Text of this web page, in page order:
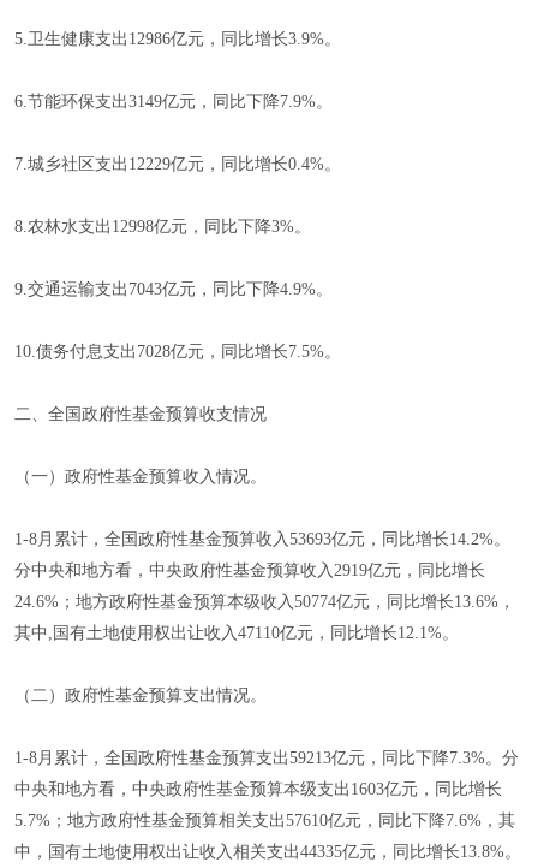
5.卫生健康支出12986亿元，同比增长3.9%。
6.节能环保支出3149亿元，同比下降7.9%。
7.城乡社区支出12229亿元，同比增长0.4%。
8.农林水支出12998亿元，同比下降3%。
9.交通运输支出7043亿元，同比下降4.9%。
10.债务付息支出7028亿元，同比增长7.5%。
二、全国政府性基金预算收支情况
（一）政府性基金预算收入情况。
1-8月累计，全国政府性基金预算收入53693亿元，同比增长14.2%。
分中央和地方看，中央政府性基金预算收入2919亿元，同比增长
24.6%；地方政府性基金预算本级收入50774亿元，同比增长13.6%，
其中,国有土地使用权出让收入47110亿元，同比增长12.1%。
（二）政府性基金预算支出情况。
1-8月累计，全国政府性基金预算支出59213亿元，同比下降7.3%。分
中央和地方看，中央政府性基金预算本级支出1603亿元，同比增长
5.7%；地方政府性基金预算相关支出57610亿元，同比下降7.6%，其
中，国有土地使用权出让收入相关支出44335亿元，同比增长13.8%。